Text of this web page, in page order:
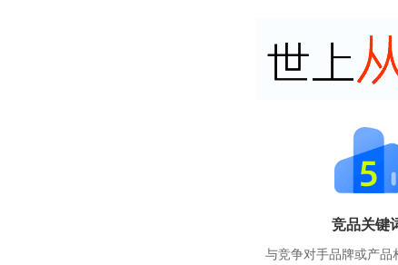
竞品关键
与竞争对手品牌或产品